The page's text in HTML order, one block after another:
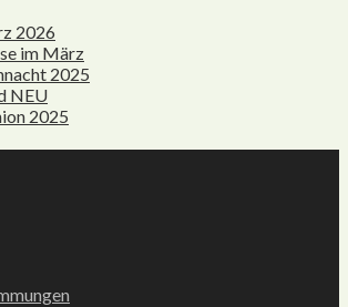
2026
im März
2025
NEU
2025